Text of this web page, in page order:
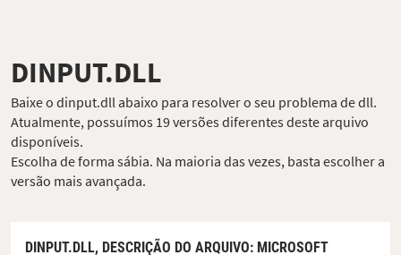
DINPUT.DLL
Baixe o dinput.dll abaixo para resolver o seu problema de dll.
Atualmente, possuímos 19 versões diferentes deste arquivo
disponíveis.
Escolha de forma sábia. Na maioria das vezes, basta escolher a
versão mais avançada.
DINPUT.DLL, DESCRIÇÃO DO ARQUIVO: MICROSOFT